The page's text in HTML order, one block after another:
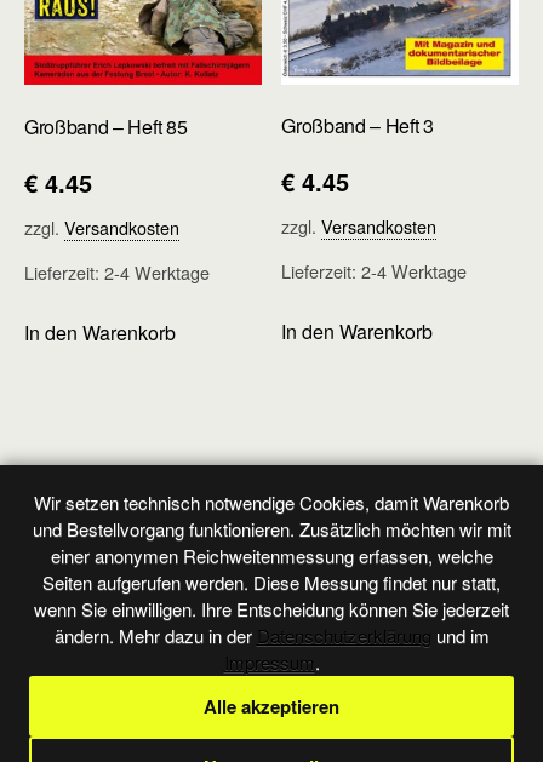
Großband – Heft 85
€ 4.45
zzgl. Versandkosten
Lieferzeit: 2-4 Werktage
In den Warenkorb
Großband – Heft 3
€ 4.45
zzgl.Versandkosten
Lieferzeit:2-4 Werktage
In den Warenkorb
Vorheriger Beitrag
Großband - Heft 59
Nächster Beitrag
Großband - Heft 61
Zum Seitenanfang
Desktop
Wir setzen technisch notwendige Cookies, damit Warenkorb
und Bestellvorgang funktionieren. Zusätzlich möchten wir mit
einer anonymen Reichweitenmessung erfassen, welche
Seiten aufgerufen werden. Diese Messung findet nur statt,
wenn Sie einwilligen. Ihre Entscheidung können Sie jederzeit
ändern. Mehr dazu in der Datenschutzerklärung und im
Impressum.
Alle akzeptieren